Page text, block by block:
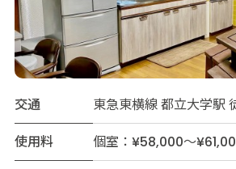
交通
東急東横線 都立大学駅
使用料
個室：¥58,000～